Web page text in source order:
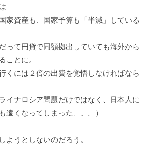
家資産も、国家予算も「半減」している
って円貨で同額拠出していても海外から
ことに。
くには２倍の出費を覚悟しなければなら
イナロシア問題だけではなく、日本人に
遠くなってしまった。。。）
ようとしないのだろう。